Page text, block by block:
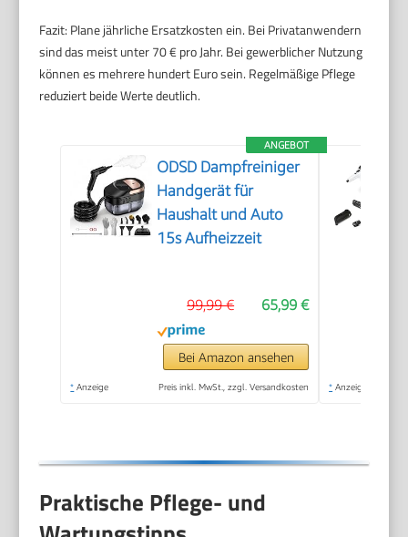
Fazit: Plane jährliche Ersatzkosten ein. Bei Privatanwendern
sind das meist unter 70 € pro Jahr. Bei gewerblicher Nutzung
können es mehrere hundert Euro sein. Regelmäßige Pflege
reduziert beide Werte deutlich.
ANGEBOT
ODSD Dampfreiniger
Handgerät für
Haushalt und Auto
15s Aufheizzeit
65,99 €
99,99 €
Bei Amazon ansehen
* Anzeige Preis inkl. MwSt., zzgl. Versandkosten * Anzeige
Praktische Pflege- und